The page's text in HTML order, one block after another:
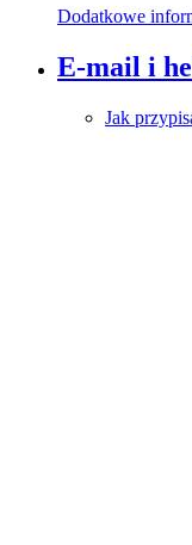
Dodatkowe
E-mail i
Jak